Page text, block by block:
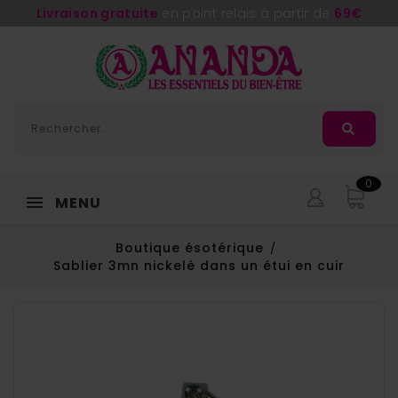
Livraison gratuite 69€
MENU
0
Boutique ésotérique
Sablier 3mn nickelé dans un étui en cuir